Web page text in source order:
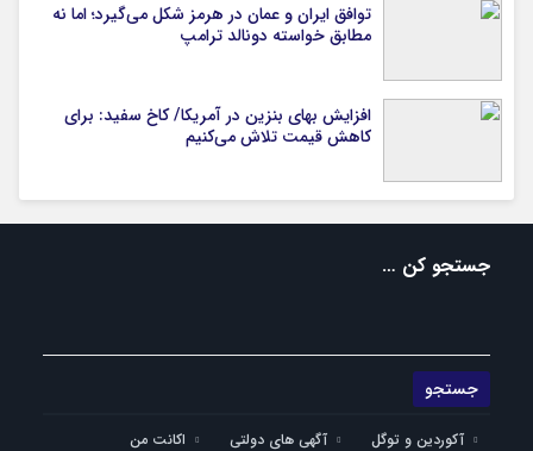
توافق ایران و عمان در هرمز شکل می‌گیرد؛ اما نه
مطابق خواسته دونالد ترامپ
افزایش بهای بنزین در آمریکا/ کاخ سفید: برای
کاهش قیمت تلاش می‌کنیم
جستجو کن …
آکوردین و توگل آگهی های دولتی اکانت من